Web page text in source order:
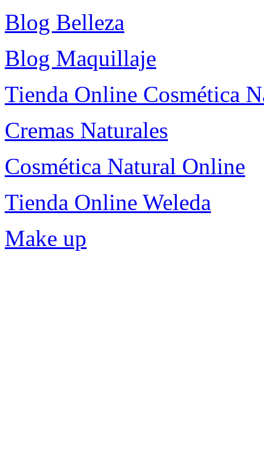
Blog Belleza
Blog Maquillaje
Tienda Online Cosmética
Cremas Naturales
Cosmética Natural Online
Tienda Online Weleda
Make up